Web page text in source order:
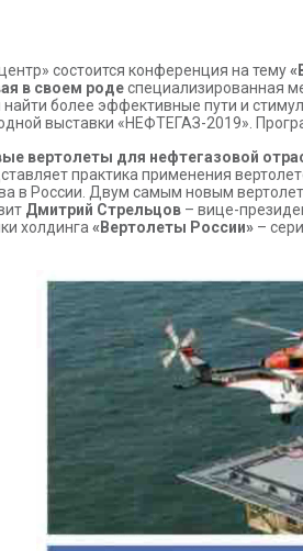
состоится конференция на тему
в своем родеспециализированная
более эффективные пути и
выставки «НЕФТЕГАЗ-2019».
вертолеты для нефтегазовой
практика применения
в России. Двум самым новым
Дмитрий Стрельцов – вице-
холдинга «Вертолеты России» –